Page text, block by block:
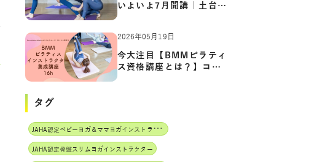
いよいよ7月開講｜土台か
ら応用ま…
2026年05月19日
今大注目【BMMピラティ
ス資格講座とは？】コア
からカ…
タグ
J
AHA認定ベビーヨガ＆ママヨガインストラクター
JAHA認定骨盤スリムヨガインストラクター